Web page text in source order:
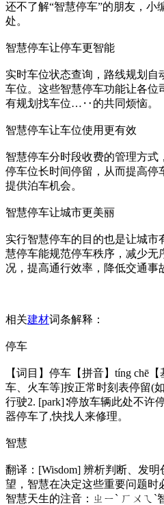
还不了解“智慧停车”的朋友，小
处。
智慧停车让停车更智能
实时车位状态查询，路线规划
车位。这些智慧停车功能让各位
有规划找车位…‥的共同烦恼。
智慧停车让车位使用更有效
智慧停车分时段收费的管理方式
停车位长时间停留，从而提高停
提供泊车机会。
智慧停车让城市更美丽
实行智慧停车的目的也是让城市
慧停车能规范停车秩序，减少无
况，提高通行效率，降低交通事
相关建材词条解释：
停车
【词目】停车【拼音】tíng chē
车、火车等]按正常时刻表停留(
行驶2. [park]∶停放车辆此处不许
器停车了,快找人来修理。
智慧
翻译：[Wisdom] 辨析判断、发
望，智慧在决定这些重要问题时
智慧天生的注音：ㄓㄧˋ ㄏㄨㄟˋ